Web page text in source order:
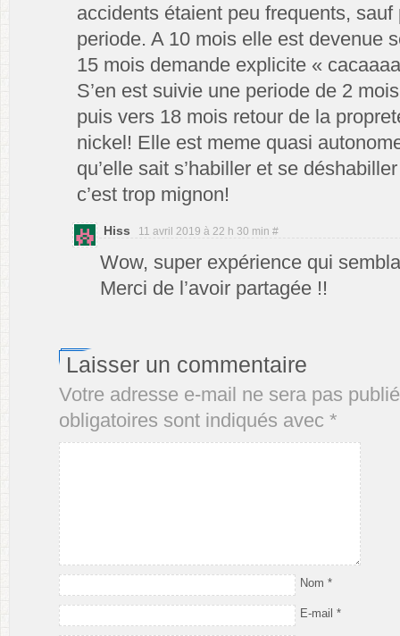
accidents étaient peu frequents, sauf
periode. A 10 mois elle est devenue
15 mois demande explicite «
S’en est suivie une periode de 2
puis vers 18 mois retour de la
nickel! Elle est meme quasi
qu’elle sait s’habiller et se
c’est trop mignon!
Hiss 11 avril 2019 à 22 h 30 min #
Wow, super expérience qui
Merci de l’avoir partagée !!
Laisser un commentaire
Votre adresse e-mail ne sera pas
obligatoires sont indiqués avec *
Nom *
E-mail *